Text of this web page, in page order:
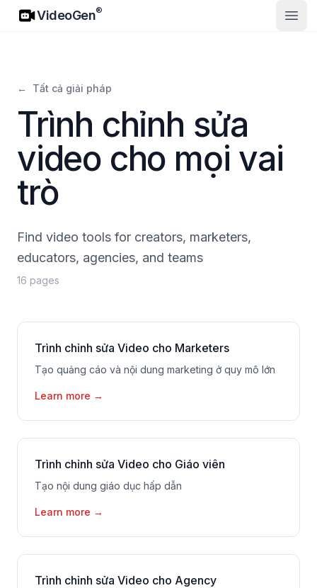
VideoGen
VideoGen®
Mở
← Tất cả giải pháp
Trình chỉnh sửa
video cho mọi vai
trò
Find video tools for creators, marketers,
educators, agencies, and teams
16 pages
Trình chỉnh sửa Video cho Marketers
Tạo quảng cáo và nội dung marketing ở quy mô lớn
Learn more →
Trình chỉnh sửa Video cho Giáo viên
Tạo nội dung giáo dục hấp dẫn
Learn more →
Trình chỉnh sửa Video cho Agency